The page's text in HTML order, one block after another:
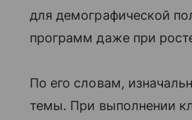
для демографической
программ даже при
По его словам,
темы. При выполнении